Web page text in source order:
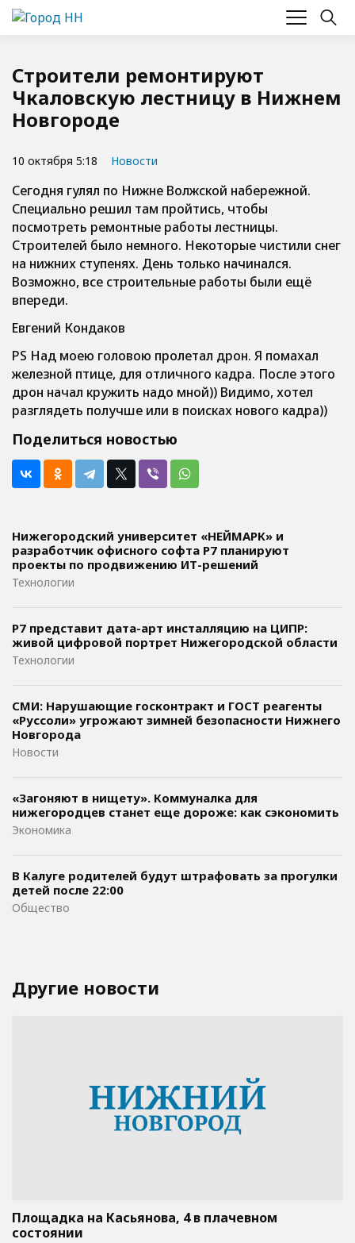
Строители ремонтируют
Чкаловскую лестницу в Нижнем
Новгороде
10 октября 5:18 Новости
Сегодня гулял по Нижне Волжской набережной.
Специально решил там пройтись, чтобы
посмотреть ремонтные работы лестницы.
Строителей было немного. Некоторые чистили снег
на нижних ступенях. День только начинался.
Возможно, все строительные работы были ещё
впереди.
Евгений Кондаков
PS Над моею головою пролетал дрон. Я помахал
железной птице, для отличного кадра. После этого
дрон начал кружить надо мной)) Видимо, хотел
разглядеть получше или в поисках нового кадра))
Поделиться новостью
Нижегородский университет «НЕЙМАРК» и
разработчик офисного софта P7 планируют
проекты по продвижению ИТ-решений
Технологии
Р7 представит дата-арт инсталляцию на ЦИПР:
живой цифровой портрет Нижегородской области
Технологии
СМИ: Нарушающие госконтракт и ГОСТ реагенты
«Руссоли» угрожают зимней безопасности Нижнего
Новгорода
Новости
«Загоняют в нищету». Коммуналка для
нижегородцев станет еще дороже: как сэкономить
Экономика
В Калуге родителей будут штрафовать за прогулки
детей после 22:00
Общество
Другие новости
Площадка на Касьянова, 4 в плачевном
состоянии